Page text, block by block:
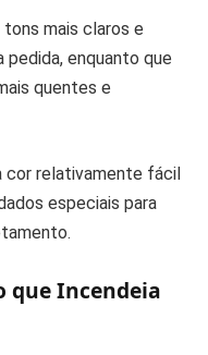
tons mais claros e
pedida, enquanto que
quentes e
cor relativamente fácil
especiais para
que Incendeia